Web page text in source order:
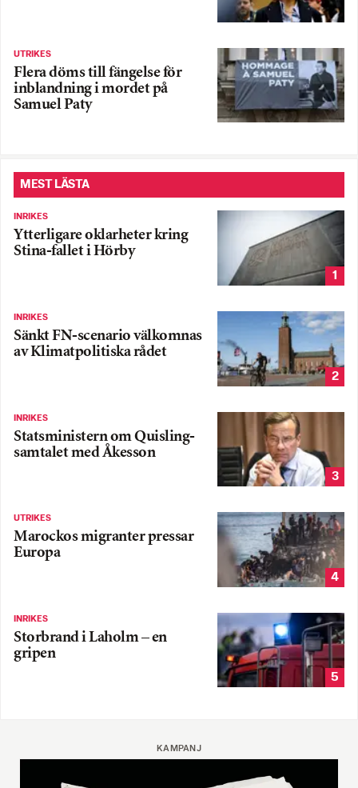
UTRIKES
Flera döms till fängelse för
inblandning i mordet på
Samuel Paty
MEST LÄSTA
INRIKES
Ytterligare oklarheter kring
Stina-fallet i Hörby
1
INRIKES
Sänkt FN-scenario välkomnas
av Klimatpolitiska rådet
2
INRIKES
Statsministern om Quisling-
samtalet med Åkesson
3
UTRIKES
Marockos migranter pressar
Europa
4
INRIKES
Storbrand i Laholm – en
gripen
5
KAMPANJ